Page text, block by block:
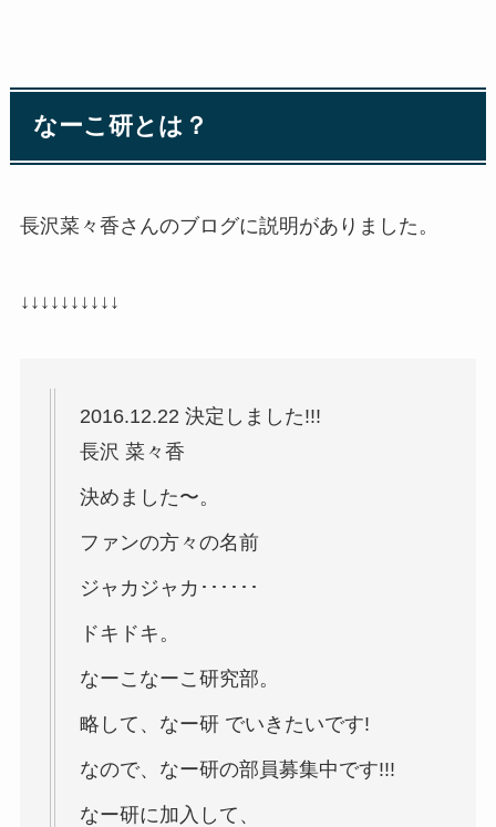
なーこ研とは？
長沢菜々香さんのブログに説明がありました。
↓↓↓↓↓↓↓↓↓↓
2016.12.22 決定しました!!!
長沢 菜々香
決めました〜。
ファンの方々の名前
ジャカジャカ･･････
ドキドキ。
なーこなーこ研究部。
略して、なー研 でいきたいです!
なので、なー研の部員募集中です!!!
なー研に加入して、